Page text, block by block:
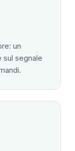
un
sul segnale